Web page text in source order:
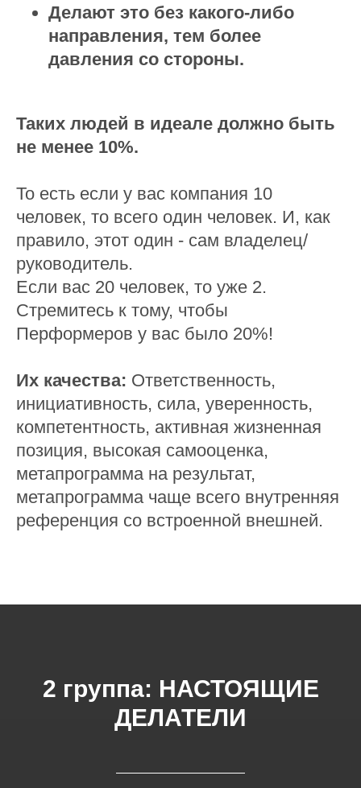
Делают это без какого-либо
направления, тем более
давления со стороны.
Таких людей в идеале должно быть
не менее 10%.
То есть если у вас компания 10
человек, то всего один человек. И, как
правило, этот один - сам владелец/
руководитель.
Если вас 20 человек, то уже 2.
Стремитесь к тому, чтобы
Перформеров у вас было 20%!
Их качества: Ответственность,
инициативность, сила, уверенность,
компетентность, активная жизненная
позиция, высокая самооценка,
метапрограмма на результат,
метапрограмма чаще всего внутренняя
референция со встроенной внешней.
2 группа: НАСТОЯЩИЕ
ДЕЛАТЕЛИ